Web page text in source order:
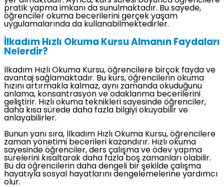
pratik yapma imkanı da sunulmaktadır. Bu sayede,
öğrenciler okuma becerilerini gerçek yaşam
uygulamalarında da kullanabilmektedirler.
İlkadım Hızlı Okuma Kursu Almanın Faydaları
Nelerdir?
İlkadım Hızlı Okuma Kursu, öğrencilere birçok fayda ve
avantaj sağlamaktadır. Bu kurs, öğrencilerin okuma
hızını artırmakla kalmaz, aynı zamanda okuduğunu
anlama, konsantrasyon ve odaklanma becerilerini
geliştirir. Hızlı okuma teknikleri sayesinde öğrenciler,
daha kısa sürede daha fazla bilgiyi okuyabilir ve
anlayabilirler.
Bunun yanı sıra, İlkadım Hızlı Okuma Kursu, öğrencilere
zaman yönetimi becerileri kazandırır. Hızlı okuma
sayesinde öğrenciler, ders çalışma ve ödev yapma
sürelerini kısaltarak daha fazla boş zamanları olabilir.
Bu da öğrencilerin daha dengeli bir şekilde çalışma
hayatıyla sosyal hayatlarını dengelemelerine yardımcı
olur.